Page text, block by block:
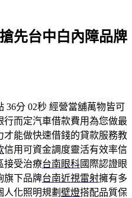
先台中白內障品牌
36分 02秒 經營當舖萬物皆可
行而定汽車借款費用為您做最
才能做快速借錢的貸款服務教
信用可資金調度靈活有效率信
接受治療台南眼科國際認證眼
旗下品牌台南近視雷射擁有多
化照明規劃 壁燈搭配品質保